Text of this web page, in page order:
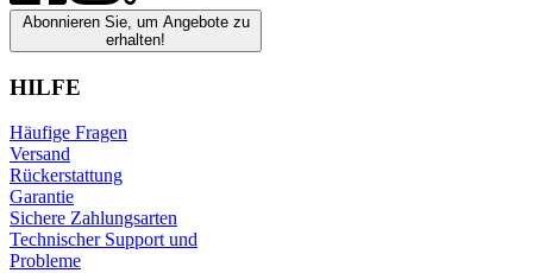
Abonnieren Sie, um Angebote zu
erhalten!
HILFE
Häufige Fragen
Versand
Rückerstattung
Garantie
Sichere Zahlungsarten
Technischer Support und
Probleme